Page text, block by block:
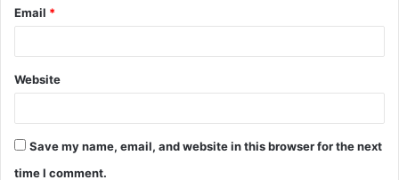
Email *
Website
Save my name, email, and website in this browser for the next
time I comment.